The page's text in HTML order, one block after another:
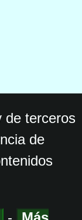
de terceros
de